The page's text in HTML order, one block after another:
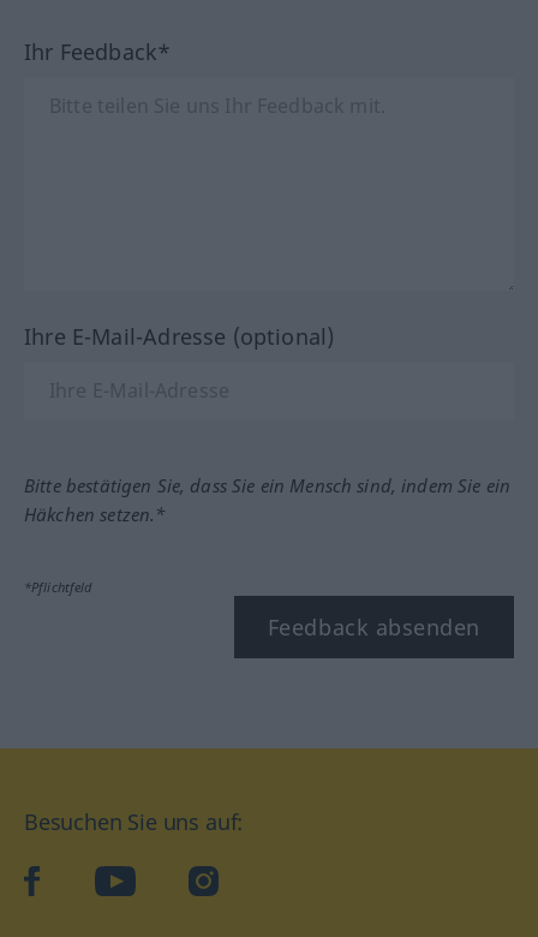
Ihr Feedback*
Ihre E-Mail-Adresse (optional)
Bitte bestätigen Sie, dass Sie ein Mensch sind, indem Sie ein
Häkchen setzen.*
*Pflichtfeld
Feedback absenden
Besuchen Sie uns auf:
facebookYouTube Instagram